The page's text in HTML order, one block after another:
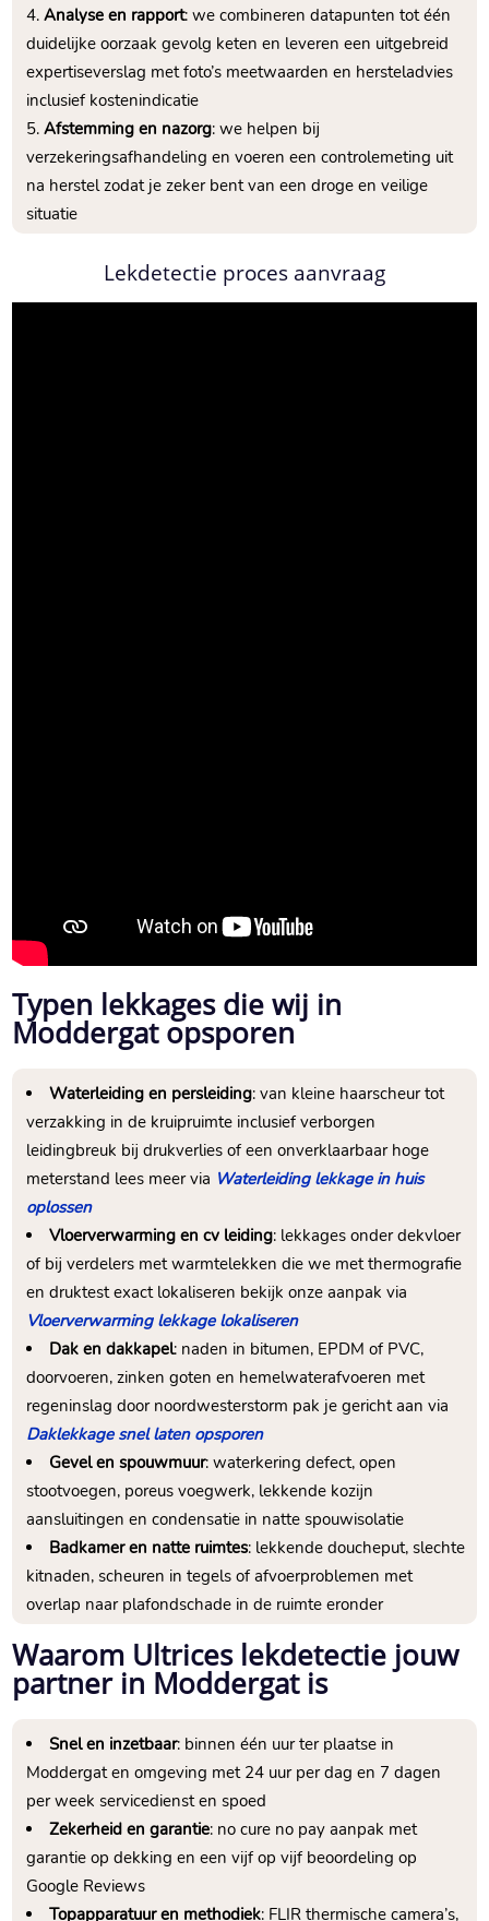
Analyse en rapport: we combineren datapunten tot één
duidelijke oorzaak gevolg keten en leveren een uitgebreid
expertiseverslag met foto’s meetwaarden en hersteladvies
inclusief kostenindicatie
Afstemming en nazorg: we helpen bij
verzekeringsafhandeling en voeren een controlemeting uit
na herstel zodat je zeker bent van een droge en veilige
situatie
Lekdetectie proces aanvraag
Typen lekkages die wij in
Moddergat opsporen
Waterleiding en persleiding: van kleine haarscheur tot
verzakking in de kruipruimte inclusief verborgen
leidingbreuk bij drukverlies of een onverklaarbaar hoge
meterstand lees meer via Waterleiding lekkage in huis
oplossen
Vloerverwarming en cv leiding: lekkages onder dekvloer
of bij verdelers met warmtelekken die we met thermografie
en druktest exact lokaliseren bekijk onze aanpak via
Vloerverwarming lekkage lokaliseren
Dak en dakkapel: naden in bitumen, EPDM of PVC,
doorvoeren, zinken goten en hemelwaterafvoeren met
regeninslag door noordwesterstorm pak je gericht aan via
Daklekkage snel laten opsporen
Gevel en spouwmuur: waterkering defect, open
stootvoegen, poreus voegwerk, lekkende kozijn
aansluitingen en condensatie in natte spouwisolatie
Badkamer en natte ruimtes: lekkende doucheput, slechte
kitnaden, scheuren in tegels of afvoerproblemen met
overlap naar plafondschade in de ruimte eronder
Waarom Ultrices lekdetectie jouw
partner in Moddergat is
Snel en inzetbaar: binnen één uur ter plaatse in
Moddergat en omgeving met 24 uur per dag en 7 dagen
per week servicedienst en spoed
Zekerheid en garantie: no cure no pay aanpak met
garantie op dekking en een vijf op vijf beoordeling op
Google Reviews
Topapparatuur en methodiek: FLIR thermische camera’s,